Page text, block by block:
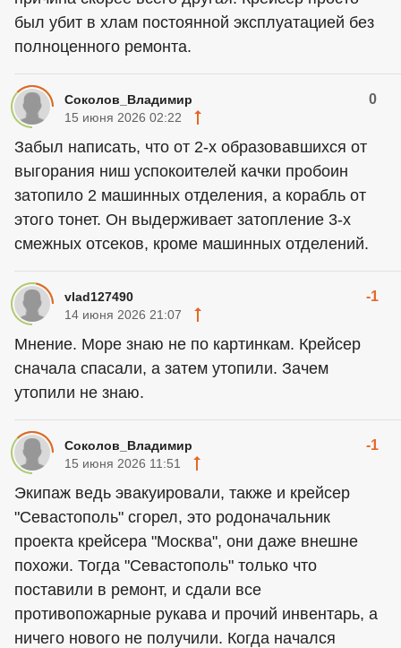
был убит в хлам постоянной эксплуатацией без
полноценного ремонта.
Соколов_Владимир 0
15 июня 2026 02:22
Забыл написать, что от 2-х образовавшихся от
выгорания ниш успокоителей качки пробоин
затопило 2 машинных отделения, а корабль от
этого тонет. Он выдерживает затопление 3-х
смежных отсеков, кроме машинных отделений.
vlad127490 -1
14 июня 2026 21:07
Мнение. Море знаю не по картинкам. Крейсер
сначала спасали, а затем утопили. Зачем
утопили не знаю.
Соколов_Владимир -1
15 июня 2026 11:51
Экипаж ведь эвакуировали, также и крейсер
"Севастополь" сгорел, это родоначальник
проекта крейсера "Москва", они даже внешне
похожи. Тогда "Севастополь" только что
поставили в ремонт, и сдали все
противопожарные рукава и прочий инвентарь, а
ничего нового не получили. Когда начался